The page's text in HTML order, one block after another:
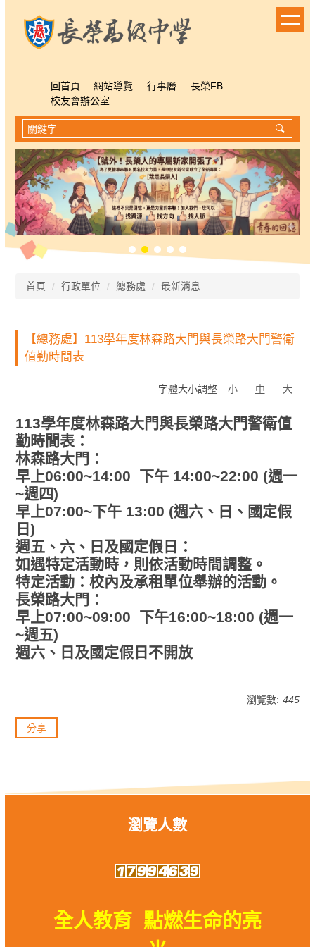
回首頁 網站導覽 行事曆
長榮FB
校友會辦公室
首頁 行政單位 總務處 最新消息
【總務處】113學年度林森路大門與長榮路大門警衛
值勤時間表
字體大小調整 小 中 大
113學年度林森路大門與長榮路大門警衛值
勤時間表：
林森路大門：
早上06:00~14:00 下午 14:00~22:00 (週一
~週四)
早上07:00~下午 13:00 (週六、日、國定假
日)
週五、六、日及國定假日：
如遇特定活動時，則依活動時間調整。
特定活動：校內及承租單位舉辦的活動。
長榮路大門：
早上07:00~09:00 下午16:00~18:00 (週一
~週五)
週六、日及國定假日不開放
瀏覽數: 445
分享
瀏覽人數
全人教育 點燃生命的亮